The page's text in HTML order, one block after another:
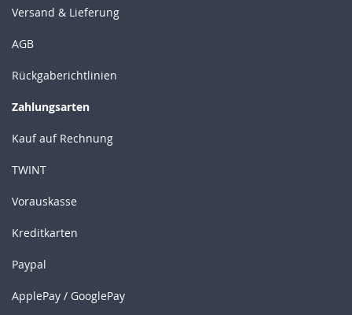
Versand & Lieferung
AGB
Rückgaberichtlinien
Zahlungsarten
Kauf auf Rechnung
TWINT
Vorauskasse
Kreditkarten
Paypal
ApplePay / GooglePay